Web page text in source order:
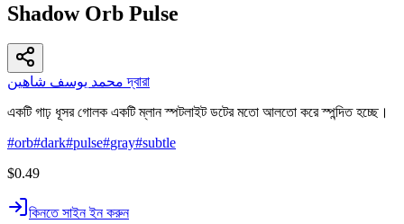
Shadow Orb Pulse
محمد يوسف شاهين দ্বারা
একটি গাঢ় ধূসর গোলক একটি ম্লান স্পটলাইট ডটের মতো আলতো করে স্পন্দিত হচ্ছে।
#orb#dark#pulse#gray#subtle
$0.49
কিনতে সাইন ইন করুন